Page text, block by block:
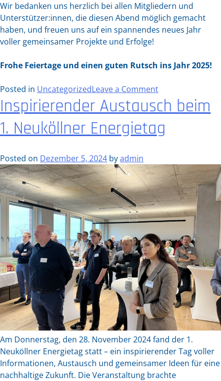
Wir bedanken uns herzlich bei allen Mitgliedern und
Unterstützer:innen, die diesen Abend möglich gemacht
haben, und freuen uns auf ein spannendes neues Jahr
voller gemeinsamer Projekte und Erfolge!
Frohe Feiertage und einen guten Rutsch ins Jahr 2025!
Posted in UncategorizedLeave a Commenton
Festliche
Stimmung
und
Gänseessen
2024
Inspirierender Austausch beim
1. Neuköllner Energietag
Posted on Dezember 5, 2024 byadmin
Am Donnerstag, den 28. November 2024 fand der 1.
Neuköllner Energietag statt – ein inspirierender Tag voller
Informationen, Austausch und gemeinsamer Ideen für eine
nachhaltige Zukunft. Die Veranstaltung brachte